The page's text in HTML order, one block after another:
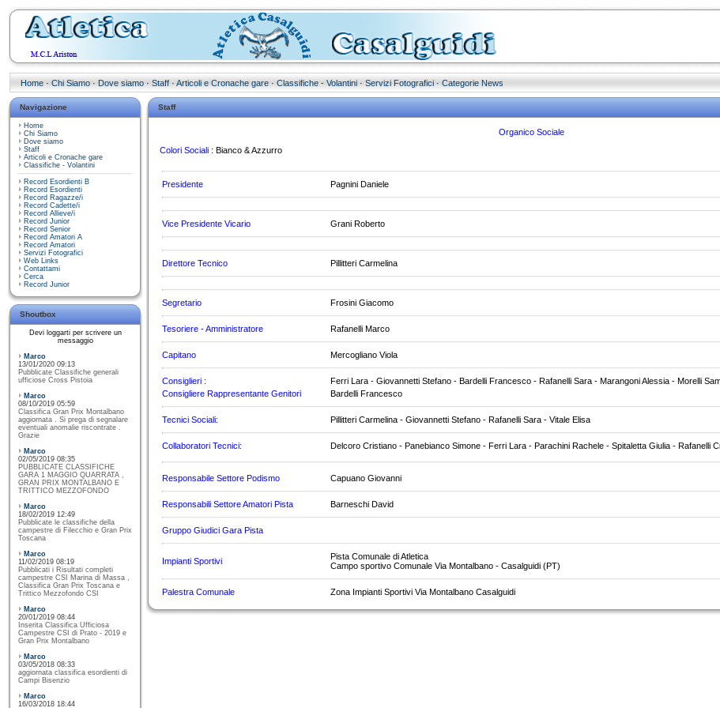
Home · Chi Siamo · Dove siamo · Staff · Articoli e Cronache gare · Classifiche - Volantini · Servizi Fotografici · Categorie News
Navigazione
Home
Chi Siamo
Dove siamo
Staff
Articoli e Cronache gare
Classifiche - Volantini
Record Esordienti B
Record Esordienti
Record Ragazze/i
Record Cadette/i
Record Allieve/i
Record Junior
Record Senior
Record Amatori A
Record Amatori
Servizi Fotografici
Web Links
Contattami
Cerca
Record Junior
Shoutbox
Devi loggarti per scrivere un
messaggio
Marco
13/01/2020 09:13
Pubblicate Classifiche generali
ufficiose Cross Pistoia
Marco
08/10/2019 05:59
Classifica Gran Prix Montalbano
aggiornata . Si prega di segnalare
eventuali anomalie riscontrate .
Grazie
Marco
02/05/2019 08:35
PUBBLICATE CLASSIFICHE
GARA 1 MAGGIO QUARRATA ,
GRAN PRIX MONTALBANO E
TRITTICO MEZZOFONDO
Marco
18/02/2019 12:49
Pubblicate le classifiche della
campestre di Filecchio e Gran Prix
Toscana
Marco
11/02/2019 08:19
Pubblicati i Risultati completi
campestre CSI Marina di Massa ,
Classifica Gran Prix Toscana e
Trittico Mezzofondo CSI
Marco
20/01/2019 08:44
Inserita Classifica Ufficiosa
Campestre CSI di Prato - 2019 e
Gran Prix Montalbano
Marco
03/05/2018 08:33
aggiornata classifica esordienti di
Campi Bisenzio
Marco
16/03/2018 18:44
Staff
Organico Sociale
Colori Sociali : Bianco & Azzurro
Presidente Pagnini Daniele
Vice Presidente Vicario Grani Roberto
Direttore Tecnico Pillitteri Carmelina
Segretario Frosini Giacomo
Tesoriere - Amministratore Rafanelli Marco
Capitano Mercogliano Viola
Consiglieri :
Ferri Lara - Giovannetti Stefano - Bardelli Francesco - Rafanelli Sara - Marangoni Alessia - Morelli
Consigliere Rappresentante Genitori
Bardelli Francesco
Tecnici Sociali: Pillitteri Carmelina - Giovannetti Stefano - Rafanelli Sara - Vitale Elisa
Collaboratori Tecnici: Delcoro Cristiano - Panebianco Simone - Ferri Lara - Parachini Rachele - Spitaletta Giulia - Rafanelli
Responsabile Settore Podismo Capuano Giovanni
Responsabili Settore Amatori Pista Barneschi David
Gruppo Giudici Gara Pista
Impianti Sportivi
Pista Comunale di Atletica
Campo sportivo Comunale Via Montalbano - Casalguidi (PT)
Palestra Comunale Zona Impianti Sportivi Via Montalbano Casalguidi